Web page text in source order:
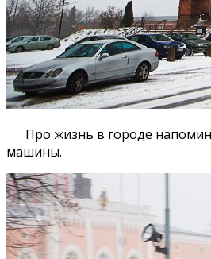
Про жизнь в городе
машины.